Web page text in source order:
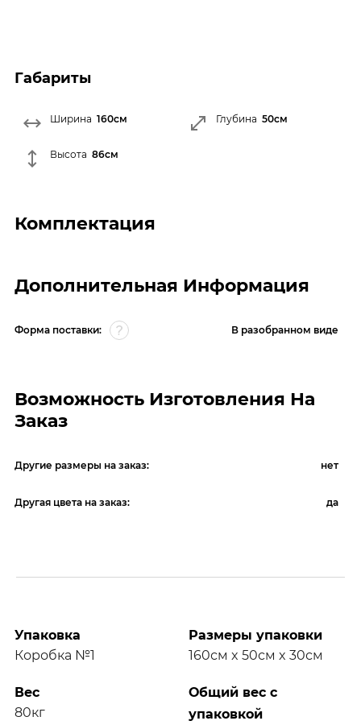
Габариты
Ширина 160см Глубина 50см
Высота 86см
Комплектация
Дополнительная Информация
Форма поставки: В разобранном виде
Возможность Изготовления На
Заказ
Другие размеры на заказ: нет
Другая цвета на заказ: да
Упаковка
Коробка №1
Размеры упаковки
160см x 50см x 30см
Вес
80кг
Общий вес с
упаковкой